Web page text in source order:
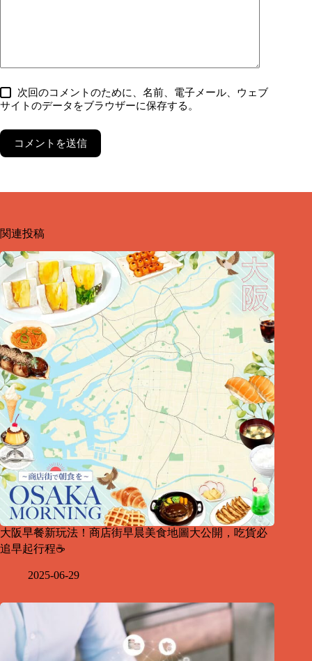
次回のコメントのために、名前、電子メール、ウェブ
サイトのデータをブラウザーに保存する。
コメントを送信
関連投稿
大阪早餐新玩法！商店街早晨美食地圖大公開，吃貨必
追早起行程☕
2025-06-29